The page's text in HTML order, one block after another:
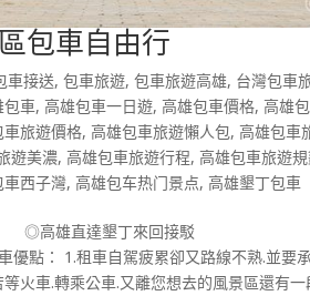
包車自由行
車接送,包車旅遊,包車旅遊高雄, 台灣包車
包車,高雄包車一日遊,高雄包車價格,高雄
車旅遊價格,高雄包車旅遊懶人包,高雄包車
遊美濃,高雄包車旅遊行程,高雄包車旅遊
車西子灣,高雄包车热门景点,高雄墾丁包車
服務項目 ◎高雄直達墾丁來回接
優點： 1.租車自駕疲累卻又路線不熟.並
火車.轉乘公車.又離您想去的風景區還有